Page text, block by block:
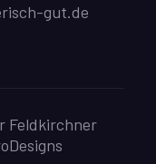
gut.de
Feldkirchner